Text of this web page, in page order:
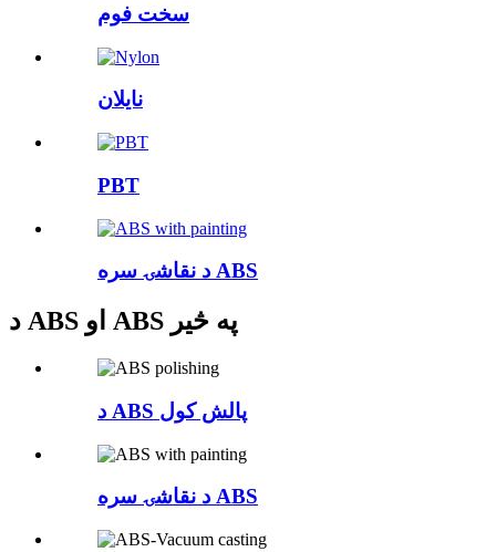
سخت فوم
نایلان
PBT
د نقاشۍ سره ABS
د ABS او ABS په څیر
د ABS پالش کول
د نقاشۍ سره ABS